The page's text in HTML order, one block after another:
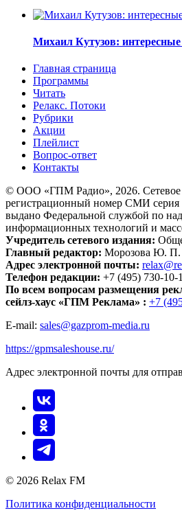
Михаил Кутузов:
Главная страница
Программы
Читать
Релакс. Потоки
Рубрики
Акции
Плейлист
Вопрос-ответ
Контакты
© ООО «ГПМ Радио», 2026. Сетевое
регистрационный номер СМИ
выдано Федеральной службой по
информационных технологий и
Учредитель сетевого издания:
Главный редактор: Морозова Ю. П.
Адрес электронной почты:
Телефон редакции: +7 (495) 730-10-
По всем вопросам размещения
сейлз-хаус «ГПМ Реклама» : +7
E-mail: sales@gazprom-media.ru
https://gpmsaleshouse.ru/
Адрес электронной почты для
© 2026 Relax FM
Политика конфиденциальности